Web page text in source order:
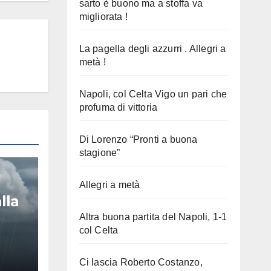
sarto è buono ma a stoffa va
migliorata !
La pagella degli azzurri . Allegri a
metà !
Napoli, col Celta Vigo un pari che
profuma di vittoria
Di Lorenzo “Pronti a buona
stagione”
Allegri a metà
Altra buona partita del Napoli, 1-1
col Celta
Ci lascia Roberto Costanzo,